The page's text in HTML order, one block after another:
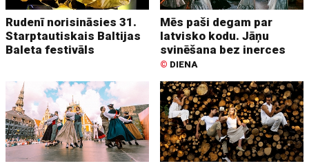
Rudenī norisināsies 31.
Starptautiskais Baltijas
Baleta festivāls
Mēs paši degam par
latvisko kodu. Jāņu
svinēšana bez inerces
© DIENA